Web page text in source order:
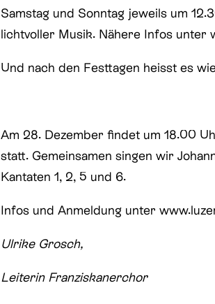
Samstag und Sonntag jeweils um
lichtvoller Musik. Nähere Infos unter
Und nach den Festtagen heisst es
Am 28. Dezember findet um 18.00
statt. Gemeinsamen singen wir
Kantaten 1, 2, 5 und 6.
Infos und Anmeldung unter
Ulrike Grosch,
Leiterin Franziskanerchor